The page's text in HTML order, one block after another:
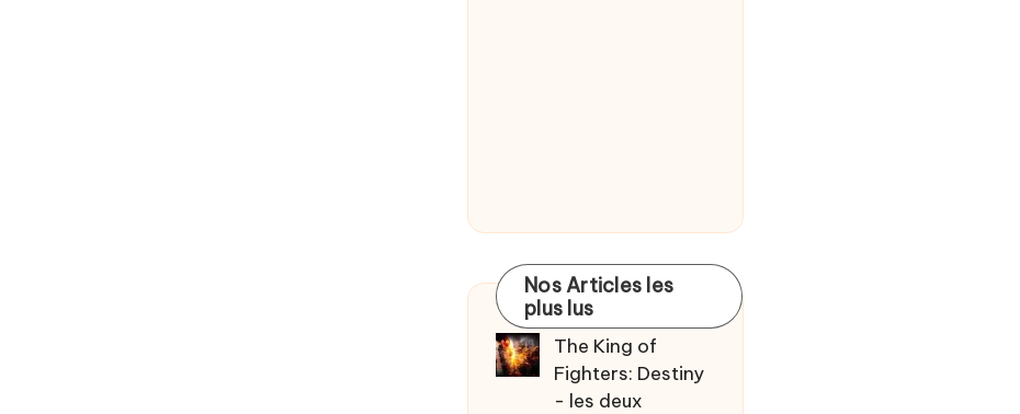
Nos Articles les
plus lus
The King of
Fighters: Destiny
- les deux